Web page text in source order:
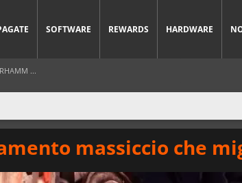
SOFTWARE REWARDS HARDWARE
...
massiccio che